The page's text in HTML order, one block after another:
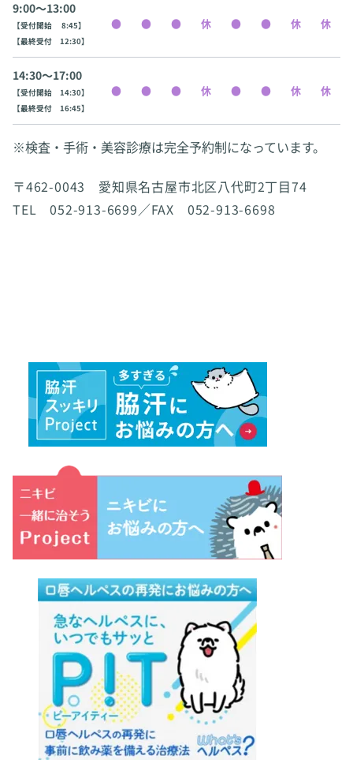
9:00〜13:00
【受付開始 8:45】
【最終受付 12:30】
14:30〜17:00
【受付開始 14:30】
【最終受付 16:45】
※検査・手術・美容診療は完全予約制になっています。
〒462-0043 愛知県名古屋市北区八代町2丁目74
TEL 052-913-6699／FAX 052-913-6698